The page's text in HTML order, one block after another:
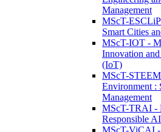
Management
MScT-
Smart Cities
MScT-IOT -
Innovation
(IoT)
MScT-
Environment :
Management
MScT-TRAI -
Responsible AI
MScT-ViCAI -